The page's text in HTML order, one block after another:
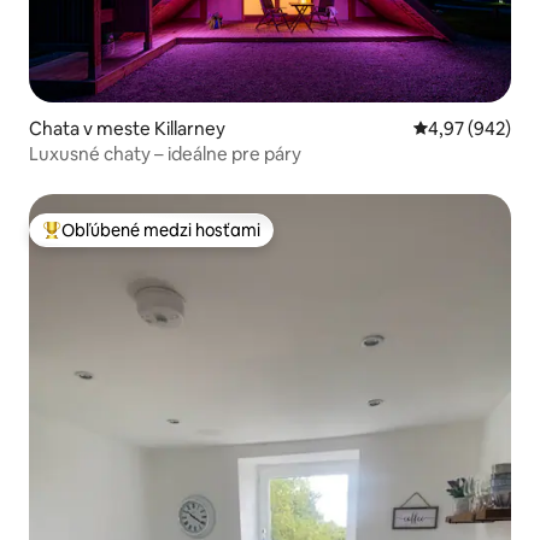
Chata v meste Killarney Priemerné
4,97 (942)
Luxusné chaty – ideálne pre páry
Najobľúbenejšie medzi hosťami
Obľúbené medzi hosťami